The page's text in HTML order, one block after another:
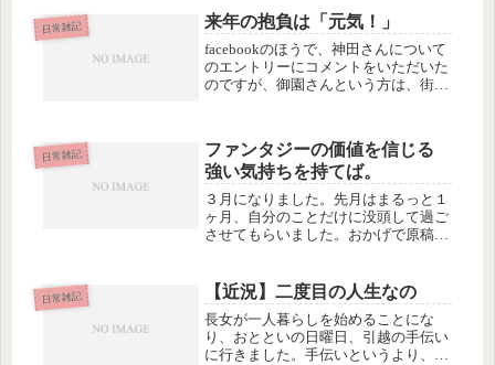
で。うちに子どもの教材の押し売りが
来てずばっと断ったら、翌日、同じ会
社の...
日常雑記 来年の抱負は「元気！」
facebookのほうで、神田さんについて
のエントリーにコメントをいただいた
のですが、御園さんという方は、街で
なさんも街で神田さんを見かけたら気
軽に声をかけてみるといいコト...
日常雑記
ファンタジーの価値を信じる
強い気持ちを持てば。
３月になりました。先月はまるっと１
ヶ月、自分のことだけに没頭して過ご
させてもらいました。おかげで原稿も
けど、年明け直後に方針転換して筆文
字から手を引いたので、今は、事務的
な...
日常雑記 【近況】二度目の人生なの
長女が一人暮らしを始めることにな
り、おとといの日曜日、引越の手伝い
に行きました。手伝いというより、私